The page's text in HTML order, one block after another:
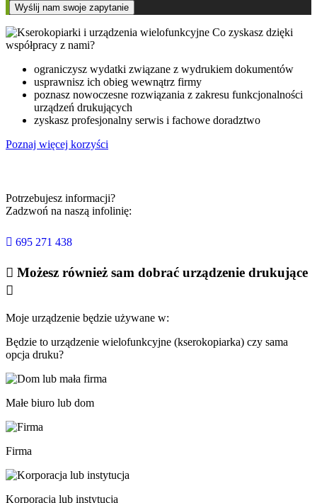
Co zyskasz dzięki
współpracy z nami?
ograniczysz wydatki związane z wydrukiem dokumentów
usprawnisz ich obieg wewnątrz firmy
poznasz nowoczesne rozwiązania z zakresu funkcjonalności
urządzeń drukujących
zyskasz profesjonalny serwis i fachowe doradztwo
Poznaj więcej korzyści
Potrzebujesz informacji?
Zadzwoń na naszą infolinię:
 695 271 438
 Możesz również sam dobrać urządzenie drukujące

Moje urządzenie będzie używane w:
Będzie to urządzenie wielofunkcyjne (kserokopiarka) czy sama
opcja druku?
Małe biuro lub dom
Firma
Korporacja lub instytucja